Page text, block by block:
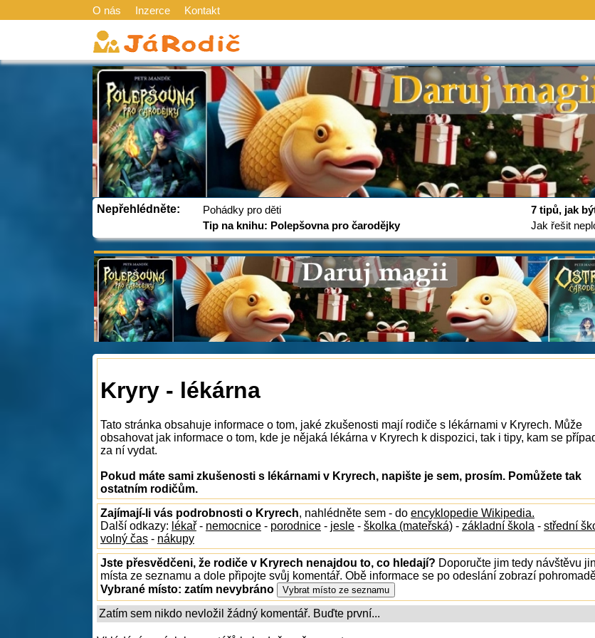
O nás Inzerce Kontakt
Nepřehlédněte:
Pohádky pro děti
Tip na knihu: Polepšovna pro čarodějky
7 tipů, jak
Jak řešit
Kryry - lékárna
Tato stránka obsahuje informace o tom, jaké zkušenosti mají rodiče s lékárnami v Kryrech. Může
obsahovat jak informace o tom, kde je nějaká lékárna v Kryrech k dispozici, tak i tipy, kam se
za ní vydat.
Pokud máte sami zkušenosti s lékárnami v Kryrech, napište je sem, prosím. Pomůžete tak
ostatním rodičům.
Zajímají-li vás podrobnosti o Kryrech, nahlédněte sem - do encyklopedie Wikipedia.
Další odkazy: lékař - nemocnice - porodnice - jesle - školka (mateřská) - základní škola - střední
volný čas - nákupy
Jste přesvědčeni, že rodiče v Kryrech nenajdou to, co hledají? Doporučte jim tedy návštěvu
místa ze seznamu a dole připojte svůj komentář. Obě informace se po odeslání zobrazí
Vybrané místo: zatím nevybráno
Zatím sem nikdo nevložil žádný komentář. Buďte první...